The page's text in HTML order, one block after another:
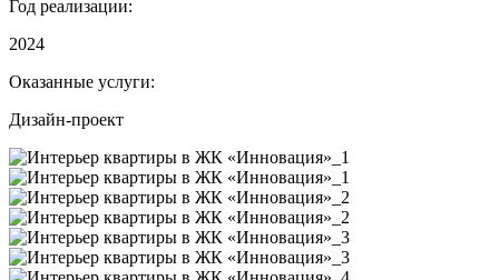
Год реализации:
2024
Оказанные услуги:
Дизайн-проект